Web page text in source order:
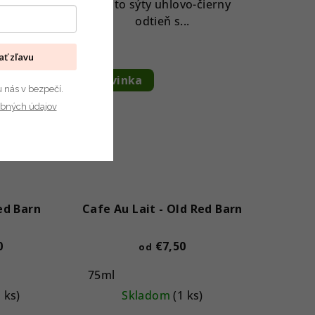
slnka
–...
Tento sýty uhlovo-čierny
odtieň s...
Barn
ks)
Novinka
Cafe Au Lait - Old Red Barn
od €7,50
75ml
Skladom(1 ks)
zľavu
nás v bezpečí.
údajov